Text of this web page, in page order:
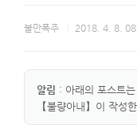
불만폭주 2018. 4. 8.
알림 : 아래의 포스트는
【불량아내】이 작성